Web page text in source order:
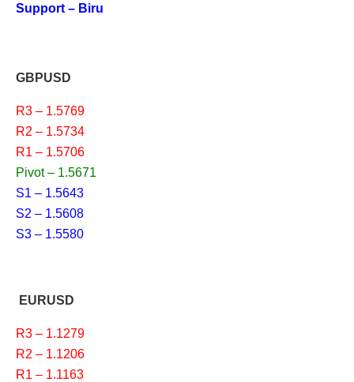
Support – Biru
GBPUSD
R3 – 1.5769
R2 – 1.5734
R1 – 1.5706
Pivot – 1.5671
S1 – 1.5643
S2 – 1.5608
S3 – 1.5580
EURUSD
R3 – 1.1279
R2 – 1.1206
R1 – 1.1163